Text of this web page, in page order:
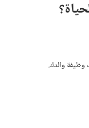
وظيفة والدك.‏